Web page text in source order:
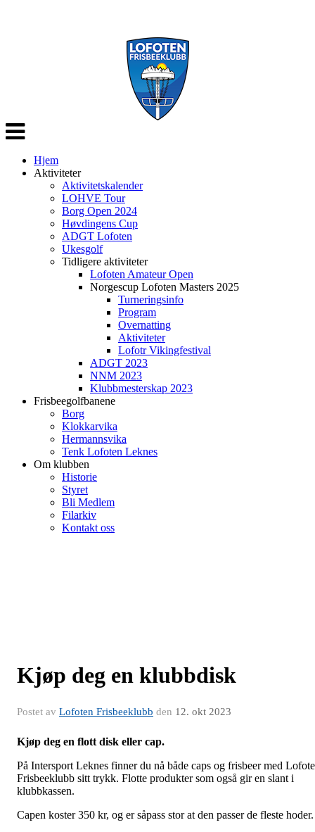
Veksle
navigasjon
Hjem
Aktiviteter
Aktivitetskalender
LOHVE Tour
Borg Open 2024
Høvdingens Cup
ADGT Lofoten
Ukesgolf
Tidligere aktiviteter
Lofoten Amateur Open
Norgescup Lofoten Masters 2025
Turneringsinfo
Program
Overnatting
Aktiviteter
Lofotr Vikingfestival
ADGT 2023
NNM 2023
Klubbmesterskap 2023
Frisbeegolfbanene
Borg
Klokkarvika
Hermannsvika
Tenk Lofoten Leknes
Om klubben
Historie
Styret
Bli Medlem
Filarkiv
Kontakt oss
Kjøp deg en klubbdisk
Postet av Lofoten Frisbeeklubb den 12. okt 2023
Kjøp deg en flott disk eller cap.
På Intersport Leknes finner du nå både caps og frisbeer med
Frisbeeklubb sitt trykk. Flotte produkter som også gir en slant i
klubbkassen.
Capen koster 350 kr, og er såpass stor at den passer de fleste